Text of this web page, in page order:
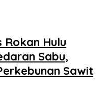
Hulu
Sabu,
Sawit